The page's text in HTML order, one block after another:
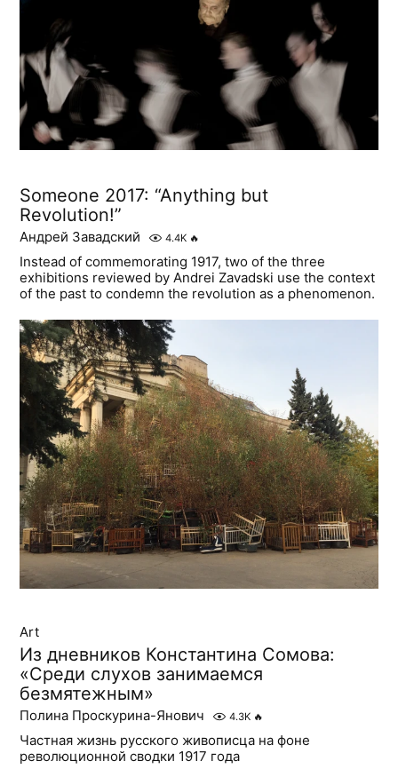
Someone 2017: “Anything but
Revolution!”
Андрей Завадский 4.4K 🔥
Instead of commemorating 1917, two of the three
exhibitions reviewed by Andrei Zavadski use the context
of the past to condemn the revolution as a phenomenon.
Art
Из дневников Константина Сомова:
«Среди слухов занимаемся
безмятежным»
Полина Проскурина-Янович 4.3K 🔥
Частная жизнь русского живописца на фоне
революционной сводки 1917 года